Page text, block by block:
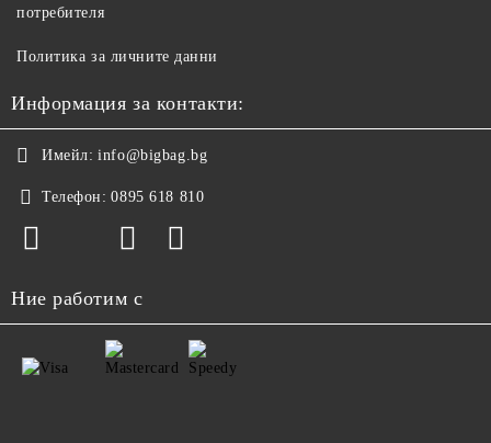
потребителя
Политика за личните данни
Информация за контакти:
Имейл: info@bigbag.bg
Телефон: 0895 618 810
Ние работим с